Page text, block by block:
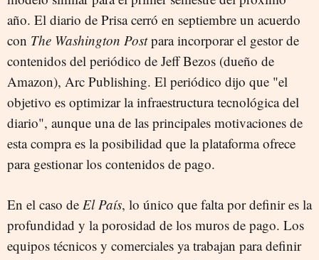
año. El diario de Prisa cerró en septiembre un acuerdo
con The Washington Postpara incorporar el gestor de
contenidos del periódico de Jeff Bezos (dueño de
Amazon), Arc Publishing. El periódico dijo que "el
objetivo es optimizar la infraestructura tecnológica del
diario", aunque una de las principales motivaciones de
esta compra es la posibilidad que la plataforma ofrece
para gestionar los contenidos de pago.
En el caso de El País, lo único que falta por definir es la
profundidad y la porosidad de los muros de pago. Los
equipos técnicos y comerciales ya trabajan para definir